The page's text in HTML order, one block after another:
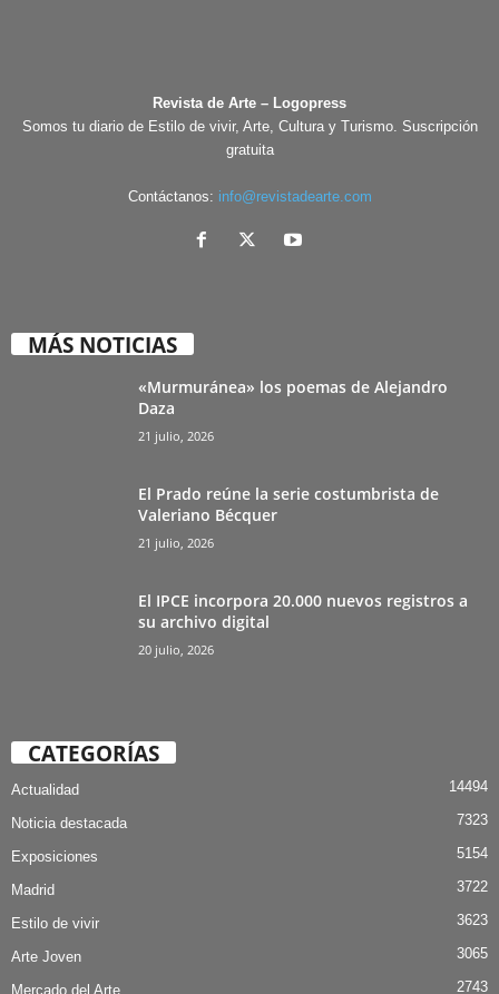
Revista de Arte – Logopress
Somos tu diario de Estilo de vivir, Arte, Cultura y Turismo. Suscripción
gratuita
Contáctanos: info@revistadearte.com
MÁS NOTICIAS
«Murmuránea» los poemas de Alejandro
Daza
21 julio, 2026
El Prado reúne la serie costumbrista de
Valeriano Bécquer
21 julio, 2026
El IPCE incorpora 20.000 nuevos registros a
su archivo digital
20 julio, 2026
CATEGORÍAS
Actualidad 14494
Noticia destacada 7323
Exposiciones 5154
Madrid 3722
Estilo de vivir 3623
Arte Joven 3065
Mercado del Arte 2743